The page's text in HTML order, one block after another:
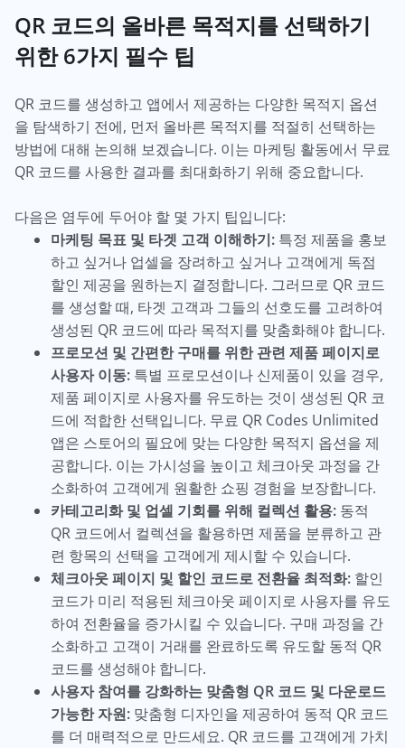
QR 코드의 올바른 목적지를 선택하기
위한 6가지 필수 팁
QR 코드를 생성하고 앱에서 제공하는 다양한 목적지 옵션
을 탐색하기 전에, 먼저 올바른 목적지를 적절히 선택하는
방법에 대해 논의해 보겠습니다. 이는 마케팅 활동에서 무료
QR 코드를 사용한 결과를 최대화하기 위해 중요합니다.
다음은 염두에 두어야 할 몇 가지 팁입니다:
마케팅 목표 및 타겟 고객 이해하기: 특정 제품을 홍보
하고 싶거나 업셀을 장려하고 싶거나 고객에게 독점
할인 제공을 원하는지 결정합니다. 그러므로 QR 코드
를 생성할 때, 타겟 고객과 그들의 선호도를 고려하여
생성된 QR 코드에 따라 목적지를 맞춤화해야 합니다.
프로모션 및 간편한 구매를 위한 관련 제품 페이지로
사용자 이동: 특별 프로모션이나 신제품이 있을 경우,
제품 페이지로 사용자를 유도하는 것이 생성된 QR 코
드에 적합한 선택입니다. 무료 QR Codes Unlimited
앱은 스토어의 필요에 맞는 다양한 목적지 옵션을 제
공합니다. 이는 가시성을 높이고 체크아웃 과정을 간
소화하여 고객에게 원활한 쇼핑 경험을 보장합니다.
카테고리화 및 업셀 기회를 위해 컬렉션 활용: 동적
QR 코드에서 컬렉션을 활용하면 제품을 분류하고 관
련 항목의 선택을 고객에게 제시할 수 있습니다.
체크아웃 페이지 및 할인 코드로 전환율 최적화: 할인
코드가 미리 적용된 체크아웃 페이지로 사용자를 유도
하여 전환율을 증가시킬 수 있습니다. 구매 과정을 간
소화하고 고객이 거래를 완료하도록 유도할 동적 QR
코드를 생성해야 합니다.
사용자 참여를 강화하는 맞춤형 QR 코드 및 다운로드
가능한 자원: 맞춤형 디자인을 제공하여 동적 QR 코드
를 더 매력적으로 만드세요. QR 코드를 고객에게 가치